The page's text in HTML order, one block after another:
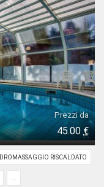
Prezzi da
45.00 €
IDROMASSAGGIO RISCALDATO
...